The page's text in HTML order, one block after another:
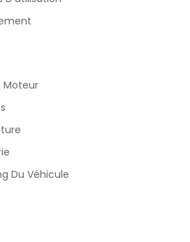
Moteur
Du Véhicule